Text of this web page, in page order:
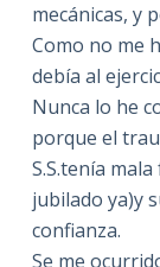
mecánicas, y
Como no me
debía al
Nunca lo he
porque el
S.S.tenía
jubilado ya)y
confianza.
Se me